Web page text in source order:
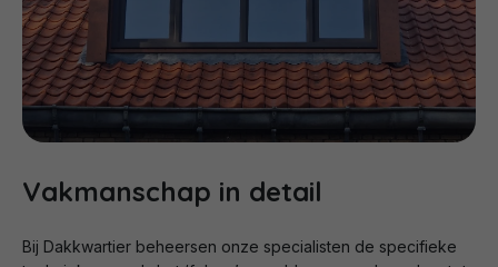
Vakmanschap in detail
Bij Dakkwartier beheersen onze specialisten de specifieke